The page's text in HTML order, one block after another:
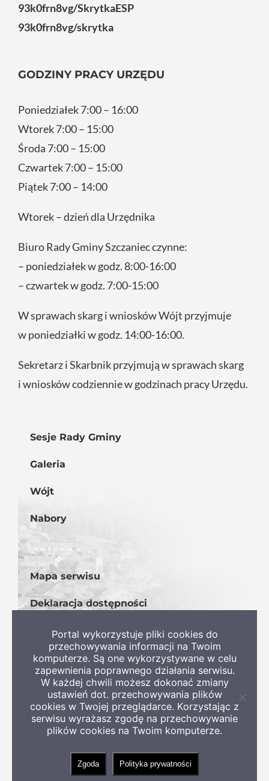
93k0frn8vg/SkrytkaESP
93k0frn8vg/skrytka
GODZINY PRACY URZĘDU
Poniedziałek 7:00 – 16:00
Wtorek 7:00 – 15:00
Środa 7:00 – 15:00
Czwartek 7:00 – 15:00
Piątek 7:00 – 14:00
Wtorek – dzień dla Urzędnika
Biuro Rady Gminy Szczaniec czynne:
– poniedziałek w godz. 8:00-16:00
– czwartek w godz. 7:00-15:00
W sprawach skarg i wniosków Wójt przyjmuje
w poniedziałki w godz. 14:00-16:00.
Sekretarz i Skarbnik przyjmują w sprawach skarg
i wniosków codziennie w godzinach pracy Urzędu.
Sesje Rady Gminy
Galeria
Wójt
Nabory
Mapa serwisu
Deklaracja dostępności
Copyright 2022 Gmina Szczaniec
Portal wykorzystuje pliki cookies do
przechowywania informacji na Twoim
komputerze. Są one wykorzystywane w celu
zapewnienia poprawnego działania serwisu.
W każdej chwili możesz dokonać zmiany
ustawień dot. przechowywania plików
cookies w Twojej przeglądarce. Korzystając z
serwisu wyrażasz zgodę na przechowywanie
plików cookies na Twoim komputerze.
Zgoda Polityka prywatności